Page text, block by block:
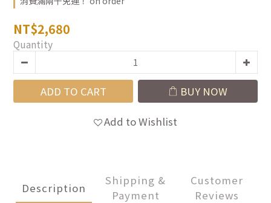
NT$2,680
Quantity
ADD TO CART BUY NOW
Add to Wishlist
Description
Shipping &
Payment
Customer
Reviews